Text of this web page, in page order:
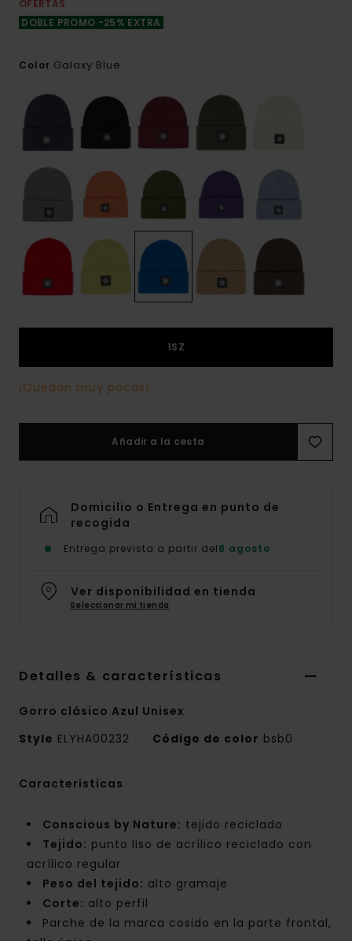
OFERTAS
DOBLE PROMO -25% EXTRA
Color Galaxy Blue
1SZ
¡Quedan muy pocas!
Añadir a la cesta
Domicilio o Entrega en punto de
recogida
Entrega prevista a partir del8 agosto
Ver disponibilidad en tienda
Seleccionar mi tienda
Detalles & características
Gorro clásico Azul Unisex
Style ELYHA00232 Código de color bsb0
Características
Conscious by Nature: tejido reciclado
Tejido: punto liso de acrílico reciclado con
acrílico regular
Peso del tejido: alto gramaje
Corte: alto perfil
Parche de la marca cosido en la parte frontal,